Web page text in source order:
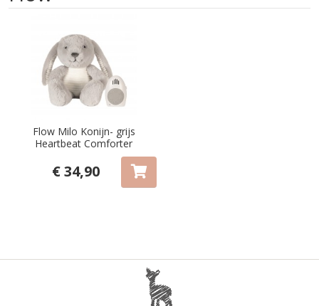
Flow Milo Konijn- grijs
Heartbeat Comforter
€ 34,90